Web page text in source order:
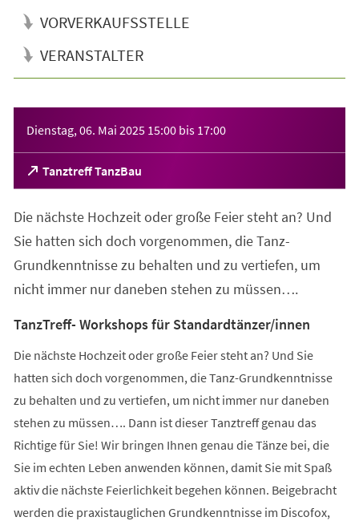
VORVERKAUFSSTELLE
VERANSTALTER
Dienstag, 06. Mai 2025 15:00 bis 17:00
Tanztreff TanzBau
(Öffnet
in
neuen
Tab)
Die nächste Hochzeit oder große Feier steht an? Und
Sie hatten sich doch vorgenommen, die Tanz-
Grundkenntnisse zu behalten und zu vertiefen, um
nicht immer nur daneben stehen zu müssen….
TanzTreff- Workshops für Standardtänzer/innen
Die nächste Hochzeit oder große Feier steht an? Und Sie
hatten sich doch vorgenommen, die Tanz-Grundkenntnisse
zu behalten und zu vertiefen, um nicht immer nur daneben
stehen zu müssen…. Dann ist dieser Tanztreff genau das
Richtige für Sie! Wir bringen Ihnen genau die Tänze bei, die
Sie im echten Leben anwenden können, damit Sie mit Spaß
aktiv die nächste Feierlichkeit begehen können. Beigebracht
werden die praxistauglichen Grundkenntnisse im Discofox,